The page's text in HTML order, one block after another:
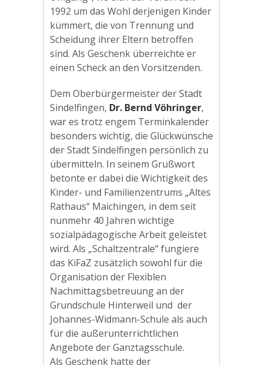
1992 um das Wohl derjenigen Kinder
kümmert, die von Trennung und
Scheidung ihrer Eltern betroffen
sind. Als Geschenk überreichte er
einen Scheck an den Vorsitzenden.
Dem Oberbürgermeister der Stadt
Sindelfingen, Dr. Bernd Vöhringer,
war es trotz engem Terminkalender
besonders wichtig, die Glückwünsche
der Stadt Sindelfingen persönlich zu
übermitteln. In seinem Grußwort
betonte er dabei die Wichtigkeit des
Kinder- und Familienzentrums „Altes
Rathaus“ Maichingen, in dem seit
nunmehr 40 Jahren wichtige
sozialpädagogische Arbeit geleistet
wird. Als „Schaltzentrale“ fungiere
das KiFaZ zusätzlich sowohl für die
Organisation der Flexiblen
Nachmittagsbetreuung an der
Grundschule Hinterweil und der
Johannes-Widmann-Schule als auch
für die außerunterrichtlichen
Angebote der Ganztagsschule.
Als Geschenk hatte der